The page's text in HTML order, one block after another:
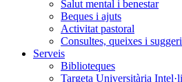
Salut mental i benestar
Beques i ajuts
Activitat pastoral
Consultes, queixes i
Serveis
Biblioteques
Targeta Universitària